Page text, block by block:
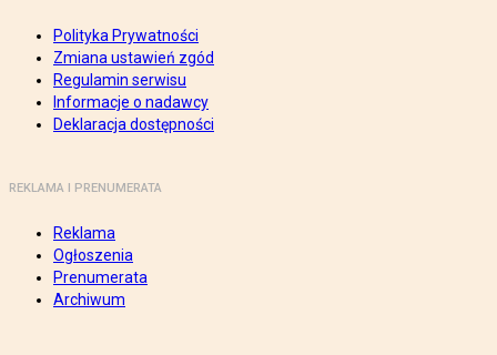
Polityka Prywatności
Zmiana ustawień zgód
Regulamin serwisu
Informacje o nadawcy
Deklaracja dostępności
REKLAMA I PRENUMERATA
Reklama
Ogłoszenia
Prenumerata
Archiwum